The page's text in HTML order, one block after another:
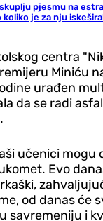
pjesmu na
koliko je za nju
centra
Miniću
urađen
da se radi
učenici mogu
Evo
od danas će
savremeniju i